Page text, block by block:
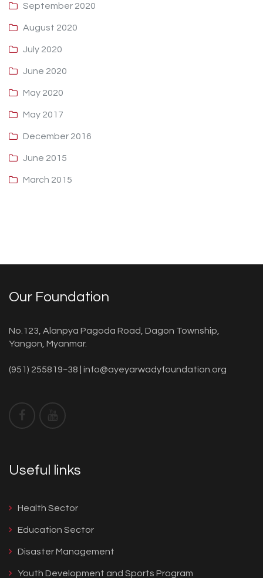
September 2020
August 2020
July 2020
June 2020
May 2020
May 2017
December 2016
June 2015
March 2015
Our Foundation
No.123, Alanpya Pagoda Road, Dagon Township,
Yangon, Myanmar.
(951) 255819~38 | info@ayeyarwadyfoundation.org
Useful links
Health Sector
Education Sector
Disaster Management
Youth Development and Sports Program